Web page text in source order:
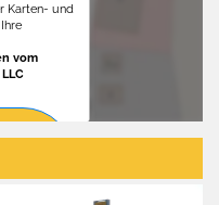
Karten- und
vom